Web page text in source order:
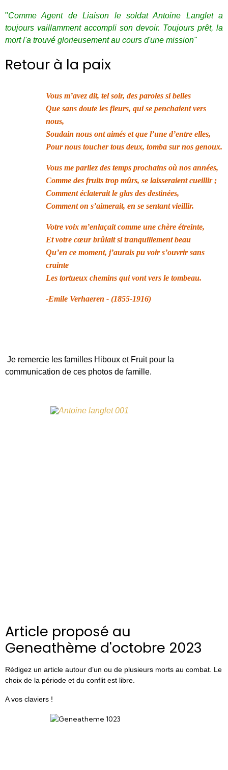
"Comme Agent de Liaison le soldat Antoine Langlet a
toujours vaillamment accompli son devoir. Toujours prêt, la
mort l'a trouvé glorieusement au cours d'une mission"
Retour à la paix
Vous m’avez dit, tel soir, des paroles si belles
Que sans doute les fleurs, qui se penchaient vers
nous,
Soudain nous ont aimés et que l’une d’entre elles,
Pour nous toucher tous deux, tomba sur nos genoux.
Vous me parliez des temps prochains où nos années,
Comme des fruits trop mûrs, se laisseraient cueillir ;
Comment éclaterait le glas des destinées,
Comment on s’aimerait, en se sentant vieillir.
Votre voix m’enlaçait comme une chère étreinte,
Et votre cœur brûlait si tranquillement beau
Qu’en ce moment, j’aurais pu voir s’ouvrir sans
crainte
Les tortueux chemins qui vont vers le tombeau.
-Emile Verhaeren - (1855-1916)
Je remercie les familles Hiboux et Fruit pour la
communication de ces photos de famille.
Article proposé au
Geneathème d'octobre 2023
Rédigez un article autour d’un ou de plusieurs morts au combat. Le
choix de la période et du conflit est libre.
A vos claviers !